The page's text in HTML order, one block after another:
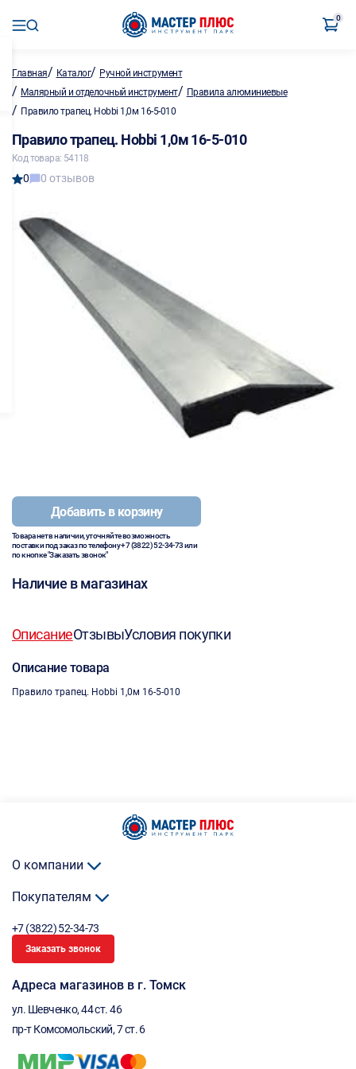
0
Главная/ Каталог/ Ручной инструмент
/ Малярный и отделочный инструмент/ Правила алюминиевые
/ Правило трапец. Hobbi 1,0м 16-5-010
Правило трапец. Hobbi 1,0м 16-5-010
Код товара: 54118
0 0 отзывов
Добавить в корзину
Товара нет в наличии, уточняйте возможность
поставки под заказ по телефону+7 (3822) 52-34-73или
по кнопке "Заказать звонок"
Наличие в магазинах
ОписаниеОтзывыУсловия покупки
Описание товара
Правило трапец. Hobbi 1,0м 16-5-010
О компании
Покупателям
+7 (3822) 52-34-73
Заказать звонок
Адреса магазинов в г. Томск
ул. Шевченко, 44 ст. 46
пр-т Комсомольский, 7 ст. 6